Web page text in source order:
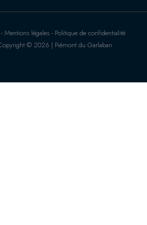
Mentions légales - Politique de confidentialité
© 2026 | Piémont du Garlaban